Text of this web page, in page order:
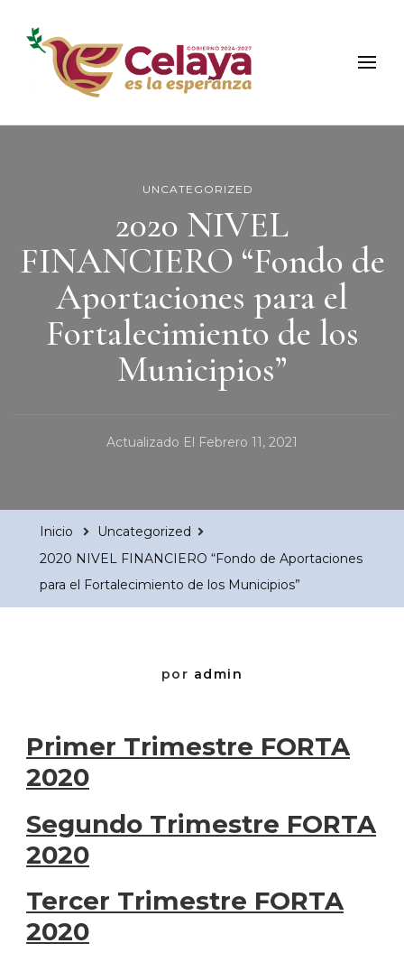
Municipio de Celaya
Portal Oficial del Municipio de Celaya
UNCATEGORIZED
2020 NIVEL
FINANCIERO “Fondo de
Aportaciones para el
Fortalecimiento de los
Municipios”
Actualizado El Febrero 11, 2021
Inicio
Uncategorized
2020 NIVEL FINANCIERO “Fondo de Aportaciones
para el Fortalecimiento de los Municipios”
por admin
Primer Trimestre FORTA
2020
Segundo Trimestre FORTA
2020
Tercer Trimestre FORTA
2020